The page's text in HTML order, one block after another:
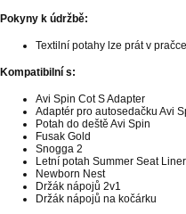
Pokyny k údržbě:
Textilní potahy lze prát v
Kompatibilní s:
Avi Spin Cot S Adapter
Adaptér pro autosedačku Avi
Potah do deště Avi Spin
Fusak Gold
Snogga 2
Letní potah Summer Seat Liner
Newborn Nest
Držák nápojů 2v1
Držák nápojů na kočárku